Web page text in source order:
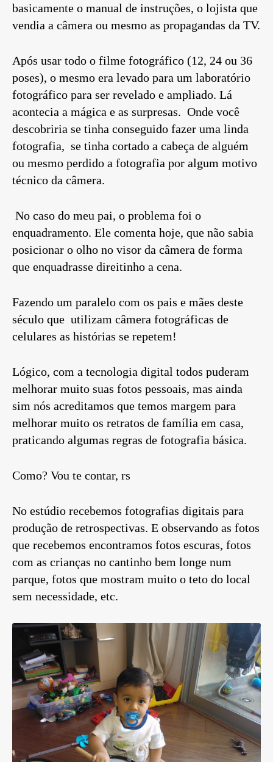
basicamente o manual de instruções, o lojista que
vendia a câmera ou mesmo as propagandas da TV.
Após usar todo o filme fotográfico (12, 24 ou 36
poses), o mesmo era levado para um laboratório
fotográfico para ser revelado e ampliado. Lá
acontecia a mágica e as surpresas. Onde você
descobriria se tinha conseguido fazer uma linda
fotografia, se tinha cortado a cabeça de alguém
ou mesmo perdido a fotografia por algum motivo
técnico da câmera.
No caso do meu pai, o problema foi o
enquadramento. Ele comenta hoje, que não sabia
posicionar o olho no visor da câmera de forma
que enquadrasse direitinho a cena.
Fazendo um paralelo com os pais e mães deste
século que utilizam câmera fotográficas de
celulares as histórias se repetem!
Lógico, com a tecnologia digital todos puderam
melhorar muito suas fotos pessoais, mas ainda
sim nós acreditamos que temos margem para
melhorar muito os retratos de família em casa,
praticando algumas regras de fotografia básica.
Como? Vou te contar, rs
No estúdio recebemos fotografias digitais para
produção de retrospectivas. E observando as fotos
que recebemos encontramos fotos escuras, fotos
com as crianças no cantinho bem longe num
parque, fotos que mostram muito o teto do local
sem necessidade, etc.